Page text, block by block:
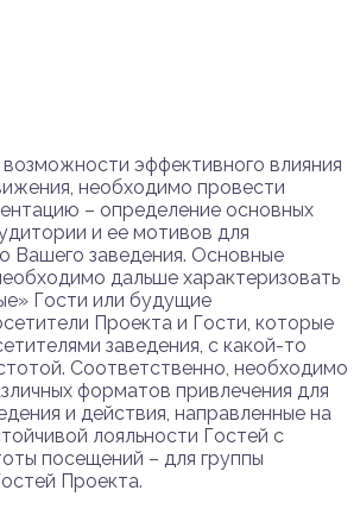
эффективного влияния
необходимо провести
– определение основных
и ее мотивов для
Вашего заведения. Основные
дальше характеризовать
Гости или будущие
Проекта и Гости, которые
заведения, с какой-то
Соответственно, необходимо
форматов привлечения для
и действия, направленные на
лояльности Гостей с
посещений – для группы
Проекта.